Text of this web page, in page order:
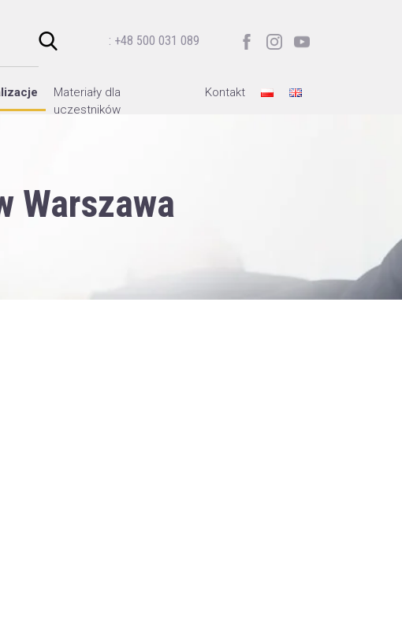
: +48 500 031 089
Materiały dla
uczestników
Kontakt
Warszawa